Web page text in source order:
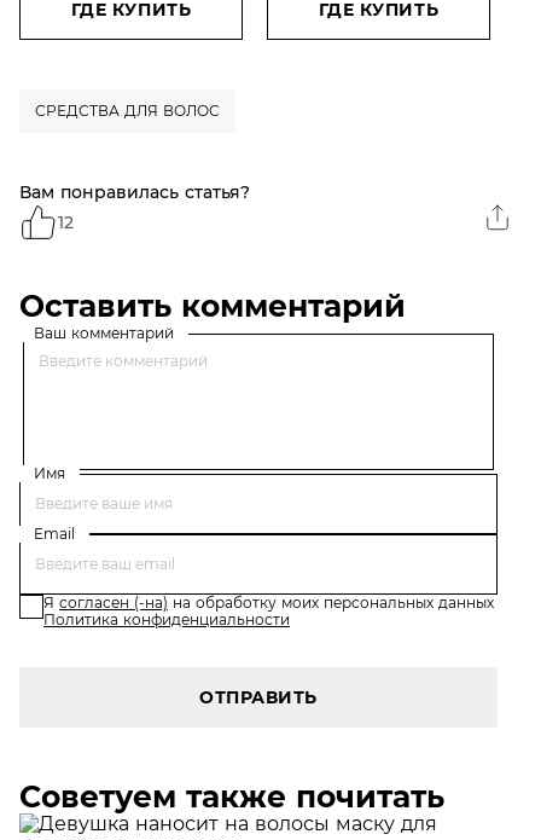
ГДЕ КУПИТЬ ГДЕ КУПИТЬ
СРЕДСТВА ДЛЯ ВОЛОС
Вам понравилась статья?
12
Оставить комментарий
Ваш комментарий
Имя
Email
Я согласен (-на) на обработку моих персональных данных
Политика конфиденциальности
ОТПРАВИТЬ
Советуем также почитать